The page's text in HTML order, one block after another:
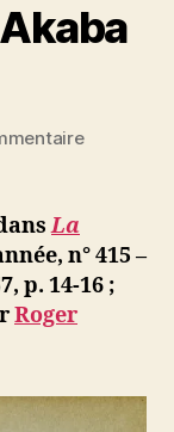
l’antisémitisme »
sur
Akaba
et
Gaza
La
n° 415 –
p. 14-16 ;
Roger